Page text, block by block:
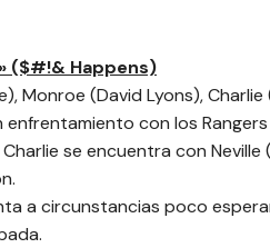
($#!& Happens)
Monroe (David Lyons),
con los
se encuentra con
a circunstancias poco